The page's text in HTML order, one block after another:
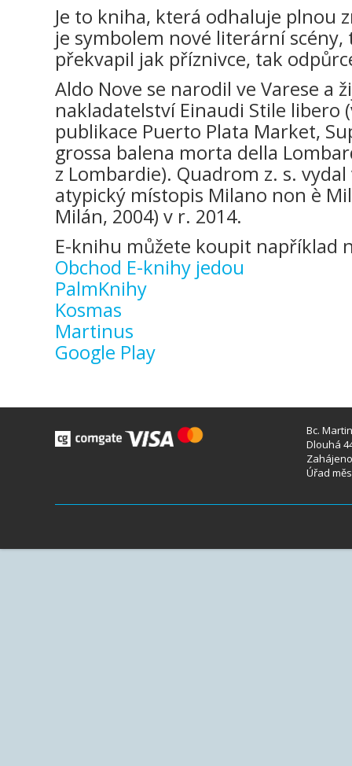
Je to kniha, která odhaluje plnou
je symbolem nové literární
překvapil jak příznivce, tak
Aldo Nove se narodil ve Varese a
nakladatelství Einaudi Stile libero
publikace Puerto Plata Market,
grossa balena morta della
z Lombardie). Quadrom z. s.
atypický místopis Milano non è
Milán, 2004) v r. 2014.
E-knihu můžete koupit například
Obchod E-knihy jedou
PalmKnihy
Kosmas
Martinus
Google Play
Bc.
Dlouhá
Úřad